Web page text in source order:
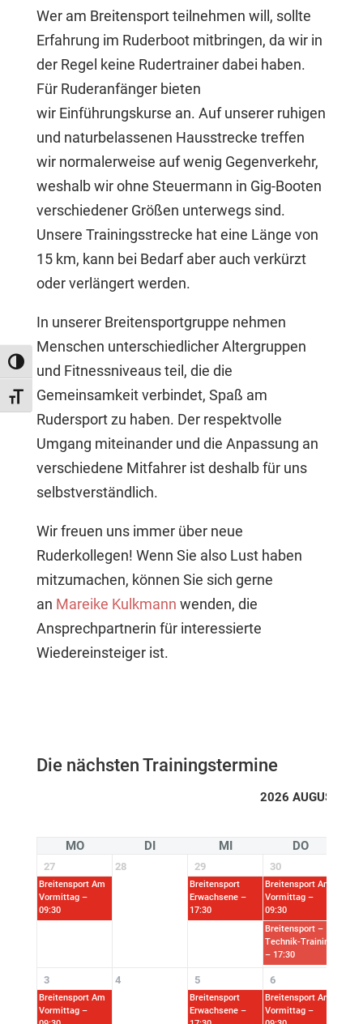
Umschalten auf hohe Kontraste
Schrift vergrößern
Wer am Breitensport teilnehmen will, sollte
Erfahrung im Ruderboot mitbringen, da wir in
der Regel keine Rudertrainer dabei haben.
Für Ruderanfänger bieten
wir Einführungskurse an. Auf unserer ruhigen
und naturbelassenen Hausstrecke treffen
wir normalerweise auf wenig Gegenverkehr,
weshalb wir ohne Steuermann in Gig-Booten
verschiedener Größen unterwegs sind.
Unsere Trainingsstrecke hat eine Länge von
15 km, kann bei Bedarf aber auch verkürzt
oder verlängert werden.
In unserer Breitensportgruppe nehmen
Menschen unterschiedlicher Altergruppen
und Fitnessniveaus teil, die die
Gemeinsamkeit verbindet, Spaß am
Rudersport zu haben. Der respektvolle
Umgang miteinander und die Anpassung an
verschiedene Mitfahrer ist deshalb für uns
selbstverständlich.
Wir freuen uns immer über neue
Ruderkollegen! Wenn Sie also Lust haben
mitzumachen, können Sie sich gerne
an Mareike Kulkmann wenden, die
Ansprechpartnerin für interessierte
Wiedereinsteiger ist.
Die nächsten Trainingstermine
2026 AUGUST
MO DI MI DO
27
Breitensport Am
Vormittag –
09:30
28 29
Breitensport
Erwachsene –
17:30
30
Breitensport Am
Vormittag –
09:30
Breitensport –
Technik-Training
– 17:30
3
Breitensport Am
Vormittag –
4 5
Breitensport
Erwachsene –
6
Breitensport Am
Vormittag –